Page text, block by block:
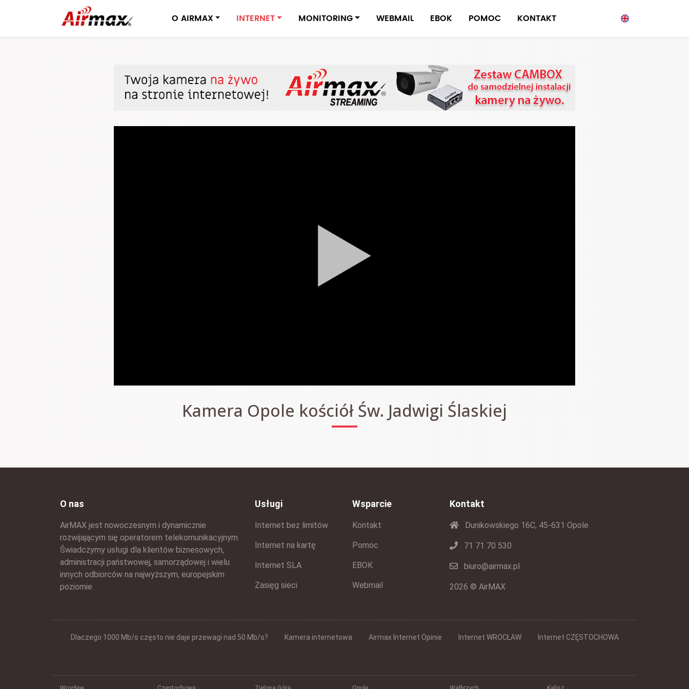
O AIRMAX INTERNET MONITORING WEBMAIL EBOK POMOC KONTAKT
Kamera Opole kościół Św. Jadwigi Ślaskiej
O nas
AirMAX jest nowoczesnym i dynamicznie
rozwijającym się operatorem telekomunikacyjnym.
Świadczymy usługi dla klientów biznesowych,
administracji państwowej, samorządowej i wielu
innych odbiorców na najwyższym, europejskim
poziomie.
Usługi
Internet bez limitów
Internet na kartę
Internet SLA
Zasięg sieci
Wsparcie
Kontakt
Pomoc
EBOK
Webmail
Kontakt
Dunikowskiego 16C, 45-631 Opole
71 71 70 530
biuro@airmax.pl
2026 © AirMAX
Dlaczego 1000 Mb/s często nie daje przewagi nad 50 Mb/s? Kamera internetowa Airmax Internet Opinie Internet WROCŁAW Internet CZĘSTOCHOWA